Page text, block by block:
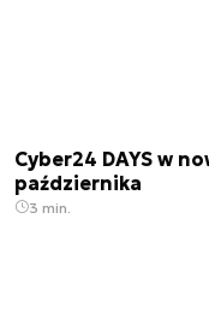
Cyber24 DAYS w
października
3 min.